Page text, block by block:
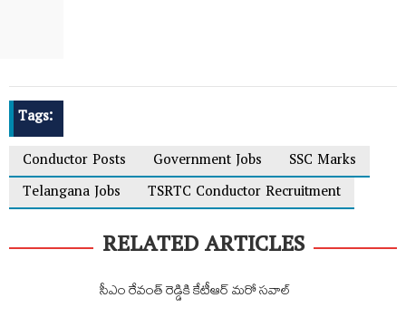
Tags:
Conductor Posts
Government Jobs
SSC Marks
Telangana Jobs
TSRTC Conductor Recruitment
RELATED ARTICLES
సీఎం రేవంత్ రెడ్డికి కేటీఆర్ మరో సవాల్